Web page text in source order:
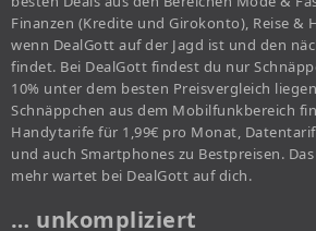
Finanzen (Kredite und Girokonto), Reise &
wenn DealGott auf der Jagd ist und den
findet. Bei DealGott findest du nur
10% unter dem besten Preisvergleich
Schnäppchen aus dem Mobilfunkbereich
Handytarife für 1,99€ pro Monat,
und auch Smartphones zu Bestpreisen.
mehr wartet bei DealGott auf dich.
… unkompliziert